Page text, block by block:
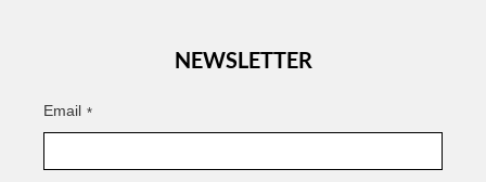
NEWSLETTER
Email *